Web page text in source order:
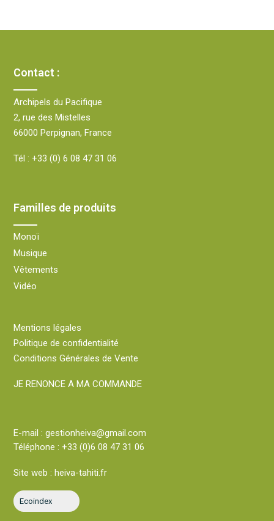
Contact :
Archipels du Pacifique
2, rue des Mistelles
66000 Perpignan, France
Tél : +33 (0) 6 08 47 31 06
Familles de produits
Monoï
Musique
Vêtements
Vidéo
Mentions légales
Politique de confidentialité
Conditions Générales de Vente
JE RENONCE A MA COMMANDE
E-mail : gestionheiva@gmail.com
Téléphone : +33 (0)6 08 47 31 06
Site web : heiva-tahiti.fr
Ecoindex